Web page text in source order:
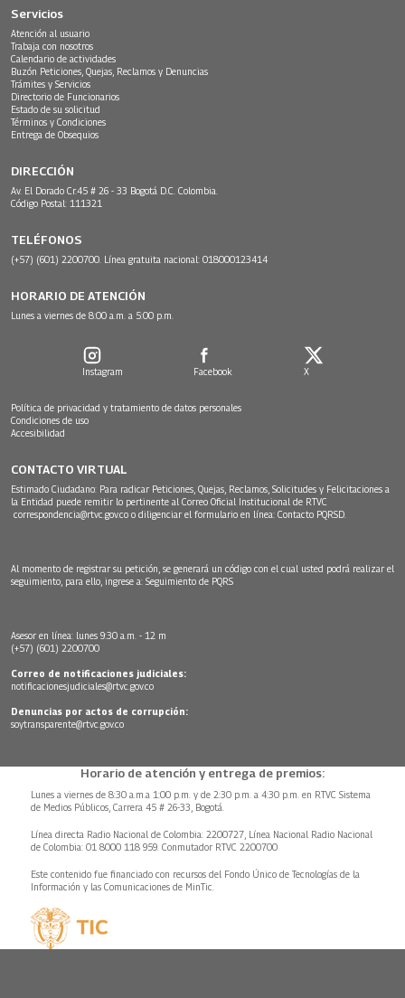
Servicios
Atención al usuario
Trabaja con nosotros
Calendario de actividades
Buzón Peticiones, Quejas, Reclamos y Denuncias
Trámites y Servicios
Directorio de Funcionarios
Estado de su solicitud
Términos y Condiciones
Entrega de Obsequios
DIRECCIÓN
Av. El Dorado Cr.45 # 26 - 33 Bogotá D.C. Colombia.
Código Postal: 111321
TELÉFONOS
(+57) (601) 2200700. Línea gratuita nacional: 018000123414
HORARIO DE ATENCIÓN
Lunes a viernes de 8:00 a.m. a 5:00 p.m.
Instagram Facebook X
Política de privacidad y tratamiento de datos personales
Condiciones de uso
Accesibilidad
CONTACTO VIRTUAL
Estimado Ciudadano: Para radicar Peticiones, Quejas, Reclamos, Solicitudes y Felicitaciones a
la Entidad puede remitir lo pertinente al Correo Oficial Institucional de RTVC
correspondencia@rtvc.gov.co o diligenciar el formulario en línea: Contacto PQRSD.
Al momento de registrar su petición, se generará un código con el cual usted podrá realizar el
seguimiento, para ello, ingrese a: Seguimiento de PQRS
Asesor en línea: lunes 9:30 a.m. - 12 m
(+57) (601) 2200700
Correo de notificaciones judiciales:
notificacionesjudiciales@rtvc.gov.co
Denuncias por actos de corrupción:
soytransparente@rtvc.gov.co
Horario de atención y entrega de premios:
Lunes a viernes de 8:30 a.m.a 1:00 p.m. y de 2:30 p.m. a 4:30 p.m. en RTVC Sistema
de Medios Públicos, Carrera 45 # 26-33, Bogotá.
Línea directa Radio Nacional de Colombia: 2200727, Línea Nacional Radio Nacional
de Colombia: 01 8000 118 959. Conmutador RTVC 2200700
Este contenido fue financiado con recursos del Fondo Único de Tecnologías de la
Información y las Comunicaciones de MinTic.